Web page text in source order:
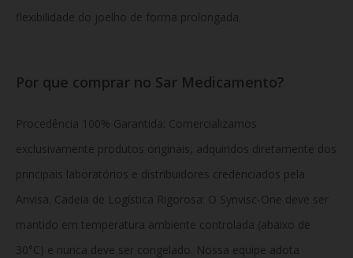
flexibilidade do joelho de forma prolongada.
Por que comprar no Sar Medicamento?
Procedência 100% Garantida: Comercializamos
exclusivamente produtos originais, adquiridos diretamente dos
principais laboratórios e distribuidores credenciados pela
Anvisa. Cadeia de Logística Rigorosa: O Synvisc-One deve ser
mantido em temperatura ambiente controlada (abaixo de
30°C) e nunca deve ser congelado. Nossa equipe adota